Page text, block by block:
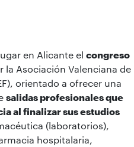
en Alicante el congreso
la Asociación Valenciana de
orientado a ofrecer una
salidas profesionales que
al finalizar sus estudios
(laboratorios),
hospitalaria,